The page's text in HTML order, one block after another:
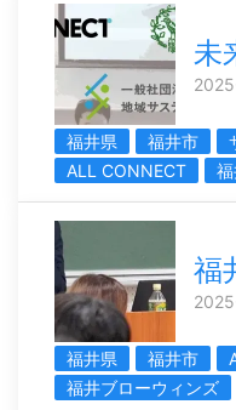
未
福井県 福井市
ALL CONNECT
福
福井県 福井市
福井ブローウィンズ